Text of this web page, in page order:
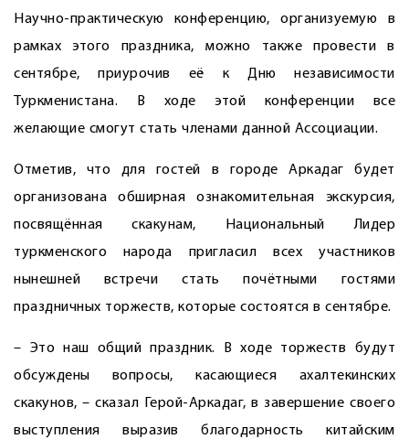
Научно-практическую конференцию, организуемую в
рамках этого праздника, можно также провести в
сентябре, приурочив её к Дню независимости
Туркменистана. В ходе этой конференции все
желающие смогут стать членами данной Ассоциации.
Отметив, что для гостей в городе Аркадаг будет
организована обширная ознакомительная экскурсия,
посвящённая скакунам, Национальный Лидер
туркменского народа пригласил всех участников
нынешней встречи стать почётными гостями
праздничных торжеств, которые состоятся в сентябре.
– Это наш общий праздник. В ходе торжеств будут
обсуждены вопросы, касающиеся ахалтекинских
скакунов, – сказал Герой-Аркадаг, в завершение своего
выступления выразив благодарность китайским